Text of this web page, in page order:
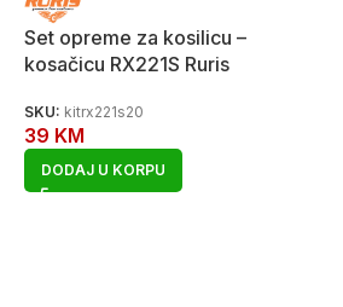
Set opreme za kosilicu –
kosačicu RX221S Ruris
SKU: kitrx221s20
39 KM
DODAJ U KORPU